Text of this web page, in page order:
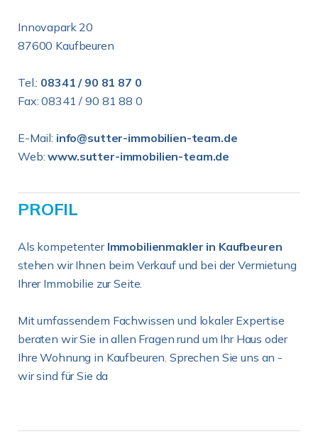
Innovapark 20
87600 Kaufbeuren
Tel.: 08341 / 90 81 87 0
Fax: 08341 / 90 81 88 0
E-Mail: info@sutter-immobilien-team.de
Web:www.sutter-immobilien-team.de
PROFIL
Als kompetenter Immobilienmakler in Kaufbeuren
stehen wir Ihnen beim Verkauf und bei der Vermietung
Ihrer Immobilie zur Seite.
Mit umfassendem Fachwissen und lokaler Expertise
beraten wir Sie in allen Fragen rund um Ihr Haus oder
Ihre Wohnung in Kaufbeuren. Sprechen Sie uns an -
wir sind für Sie da